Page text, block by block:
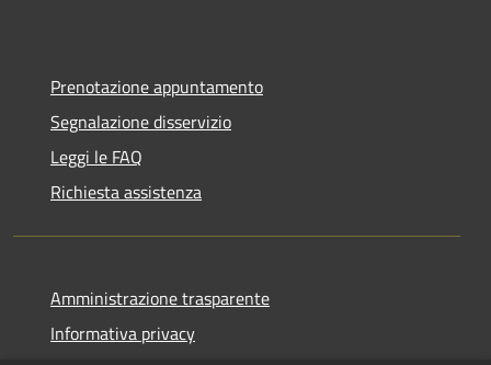
Prenotazione appuntamento
Segnalazione disservizio
Leggi le FAQ
Richiesta assistenza
Amministrazione trasparente
Informativa privacy